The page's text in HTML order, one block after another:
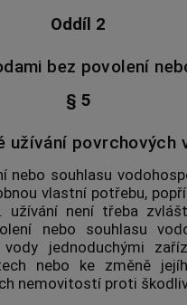
Oddíl 2
bez povolení
§ 5
užívání povrchových
nebo souhlasu
vlastní potřebu,
užívání není třeba
nebo souhlasu
vody jednoduchými
nebo ke změně
nemovitostíproti